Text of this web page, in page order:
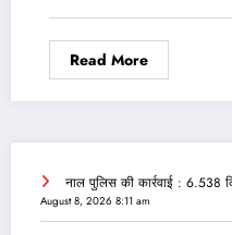
Read More
नाल पुलिस की कार्रवाई : 6.538
August 8, 2026 8:11 am